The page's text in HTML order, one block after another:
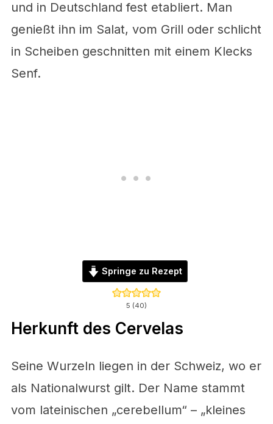
und in Deutschland fest etabliert. Man
genießt ihn im Salat, vom Grill oder schlicht
in Scheiben geschnitten mit einem Klecks
Senf.
Springe zu Rezept
5 (40)
Herkunft des Cervelas
Seine Wurzeln liegen in der Schweiz, wo er
als Nationalwurst gilt. Der Name stammt
vom lateinischen „cerebellum“ – „kleines